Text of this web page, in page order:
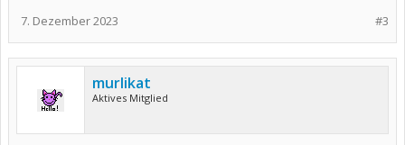
#3
7. Dezember 2023
murlikat
Aktives Mitglied